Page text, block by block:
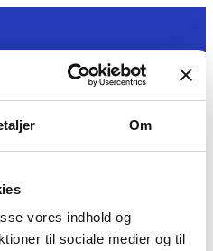
Om
vores indhold og
til sociale medier og til